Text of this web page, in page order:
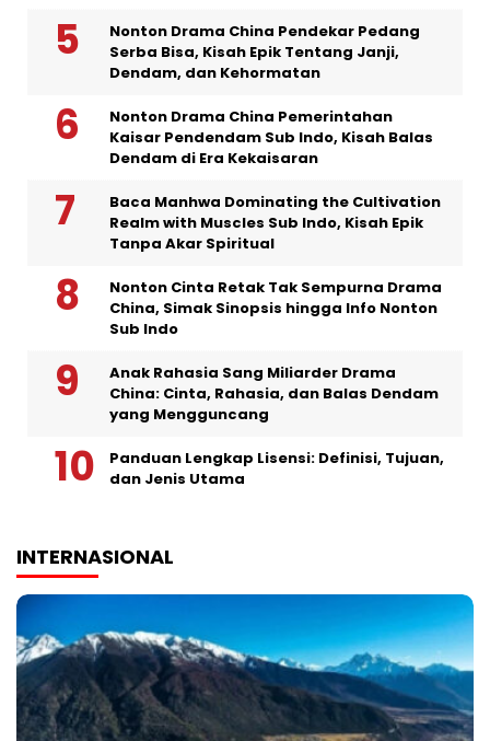
Nonton Drama China Pendekar Pedang
Serba Bisa, Kisah Epik Tentang Janji,
Dendam, dan Kehormatan
Nonton Drama China Pemerintahan
Kaisar Pendendam Sub Indo, Kisah Balas
Dendam di Era Kekaisaran
Baca Manhwa Dominating the Cultivation
Realm with Muscles Sub Indo, Kisah Epik
Tanpa Akar Spiritual
Nonton Cinta Retak Tak Sempurna Drama
China, Simak Sinopsis hingga Info Nonton
Sub Indo
Anak Rahasia Sang Miliarder Drama
China: Cinta, Rahasia, dan Balas Dendam
yang Mengguncang
Panduan Lengkap Lisensi: Definisi, Tujuan,
dan Jenis Utama
INTERNASIONAL